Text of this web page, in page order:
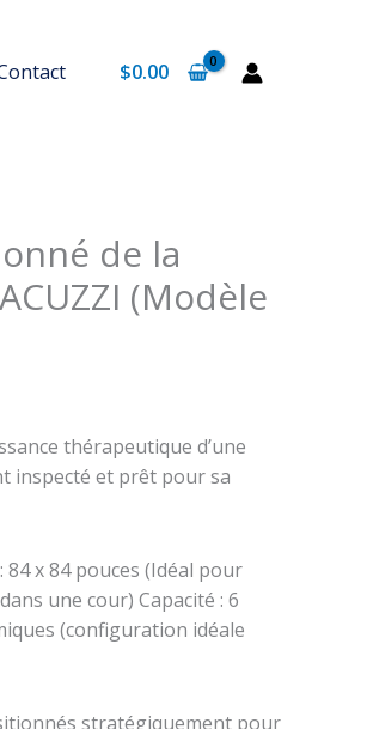
$0.00
de la
(Modèle
thérapeutique d’une
inspecté et prêt pour sa
x 84 pouces (Idéal pour
une cour) ​Capacité : 6
(configuration idéale
stratégiquement pour